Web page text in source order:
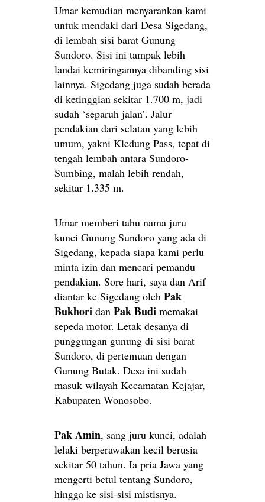
Umar kemudian menyarankan kami
untuk mendaki dari Desa Sigedang,
di lembah sisi barat Gunung
Sundoro. Sisi ini tampak lebih
landai kemiringannya dibanding sisi
lainnya. Sigedang juga sudah berada
di ketinggian sekitar 1.700 m, jadi
sudah ‘separuh jalan’. Jalur
pendakian dari selatan yang lebih
umum, yakni Kledung Pass, tepat di
tengah lembah antara Sundoro-
Sumbing, malah lebih rendah,
sekitar 1.335 m.
Umar memberi tahu nama juru
kunci Gunung Sundoro yang ada di
Sigedang, kepada siapa kami perlu
minta izin dan mencari pemandu
pendakian. Sore hari, saya dan Arif
diantar ke Sigedang oleh Pak
Bukhori dan Pak Budi memakai
sepeda motor. Letak desanya di
punggungan gunung di sisi barat
Sundoro, di pertemuan dengan
Gunung Butak. Desa ini sudah
masuk wilayah Kecamatan Kejajar,
Kabupaten Wonosobo.
Pak Amin, sang juru kunci, adalah
lelaki berperawakan kecil berusia
sekitar 50 tahun. Ia pria Jawa yang
mengerti betul tentang Sundoro,
hingga ke sisi-sisi mistisnya.